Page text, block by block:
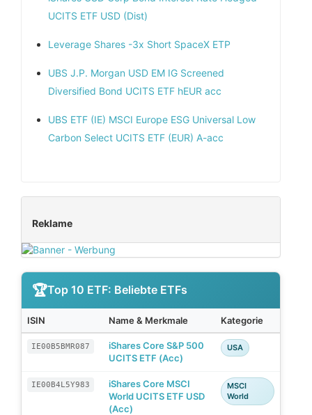
UCITS ETF USD (Dist)
Leverage Shares -3x Short SpaceX ETP
UBS J.P. Morgan USD EM IG Screened
Diversified Bond UCITS ETF hEUR acc
UBS ETF (IE) MSCI Europe ESG Universal Low
Carbon Select UCITS ETF (EUR) A-acc
Reklame
Top 10 ETF: Beliebte ETFs
ISIN Name & Merkmale Kategorie
IE00B5BMR087
iShares Core S&P 500
UCITS ETF (Acc)
USA
IE00B4L5Y983
iShares Core MSCI
World UCITS ETF USD
(Acc)
MSCI
World